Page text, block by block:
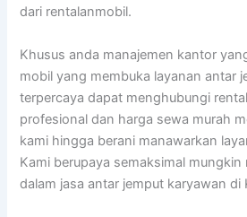
dari rentalanmobil.
Khusus anda manajemen kantor
mobil yang membuka layanan antar
terpercaya dapat menghubungi
profesional dan harga sewa murah
kami hingga berani manawarkan
Kami berupaya semaksimal
dalam jasa antar jemput karyawan di